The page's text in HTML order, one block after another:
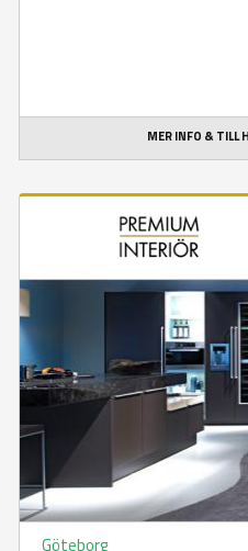
MER INFO & TILL
Göteborg